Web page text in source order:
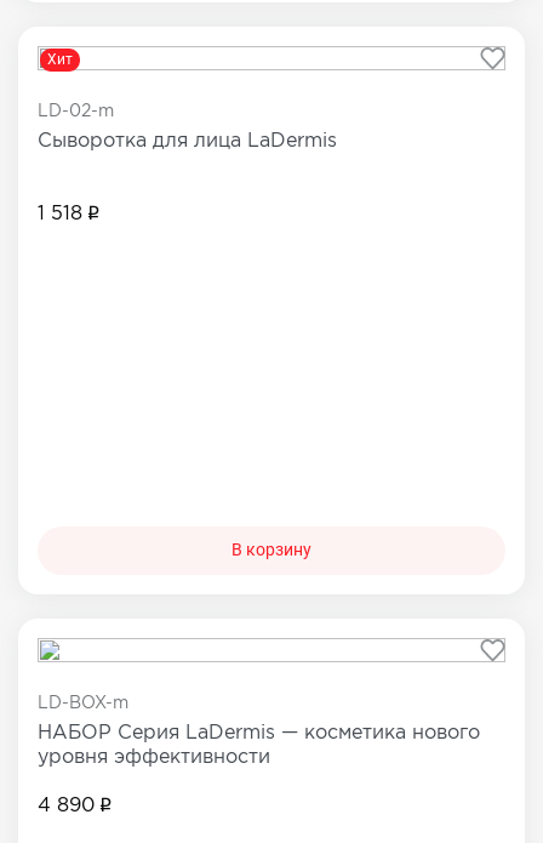
Хит
LD-02-m
Сыворотка для лица LaDermis
1 518
В корзину
LD-BOX-m
НАБОР Серия LaDermis — косметика нового
уровня эффективности
4 890